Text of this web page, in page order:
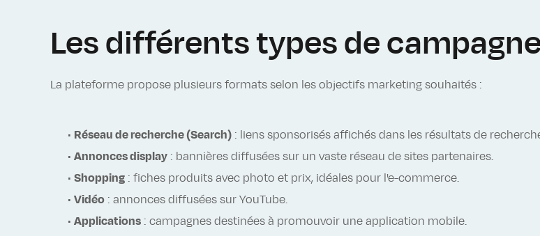
Les différents types de
La plateforme propose plusieurs formats selon les objectifs marketing souhaités :
• Réseau de recherche (Search): liens sponsorisés affichés dans les résultats de
• Annonces display: bannières diffusées sur un vaste réseau de sites partenaires.
• Shopping: fiches produits avec photo et prix, idéales pour l'e-commerce.
• Vidéo: annonces diffusées sur YouTube.
• Applications: campagnes destinées à promouvoir une application mobile.